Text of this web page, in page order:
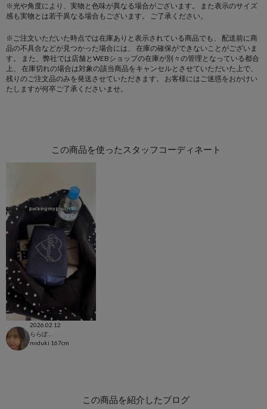
※光や角度により、実物と色味が異なる場合がございます。
また表示のサイズ
感も実物とは若干異なる場合もございます。 ご了承ください。
※ご注文いただいた時点では在庫ありと表示されている商品でも、
配送前に商
品の不具合などが見つかった場合には、
在庫の確保ができないことがございま
す。
また、弊社では店舗とWEBショップの在庫が別々の管理となっている都合
上、
在庫切れの場合は対象の該当商品をキャンセルとさせていただいた上で、
残りのご注文品のみを発送させていただきます。
お客様にはご迷惑をおかけい
たしますが何卒ご了承くださいませ。
この商品を使ったスタッフコーディネート
2026.02.12
miduki 167cm
この商品を紹介したブログ